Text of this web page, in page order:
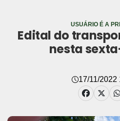
USUÁRIO É A
Edital do
nesta
17/11/2022